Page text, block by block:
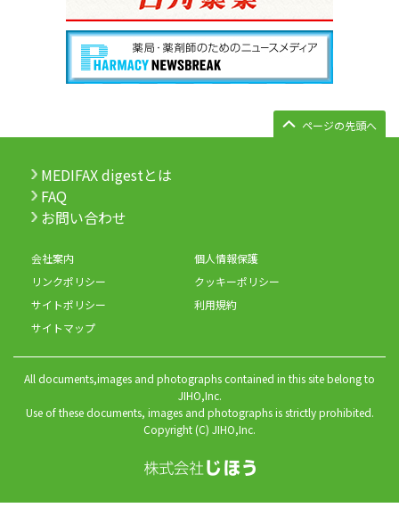
ページの先頭へ
MEDIFAX digestとは
FAQ
お問い合わせ
会社案内
個人情報保護
リンクポリシー
クッキーポリシー
サイトポリシー
利用規約
サイトマップ
All documents,images and photographs contained in this site belong to
JIHO,Inc.
Use of these documents, images and photographs is strictly prohibited.
Copyright (C) JIHO,Inc.